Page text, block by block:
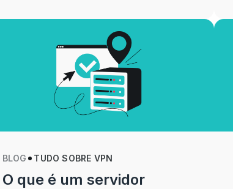
BLOG TUDO SOBRE VPN
O que é um servidor